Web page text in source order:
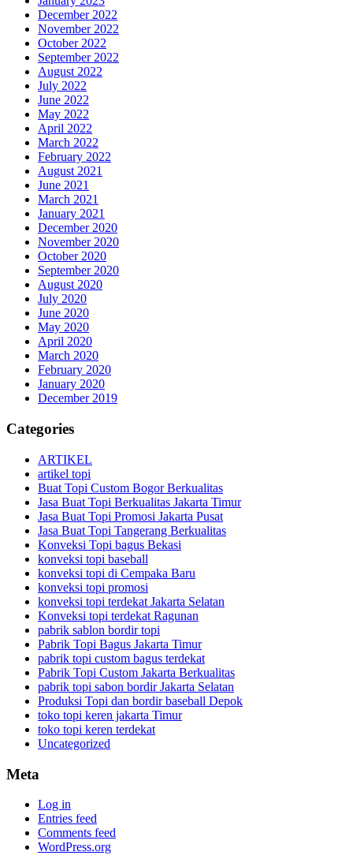
December 2022
November 2022
October 2022
September 2022
August 2022
July 2022
June 2022
May 2022
April 2022
March 2022
February 2022
August 2021
June 2021
March 2021
January 2021
December 2020
November 2020
October 2020
September 2020
August 2020
July 2020
June 2020
May 2020
April 2020
March 2020
February 2020
January 2020
December 2019
Categories
ARTIKEL
artikel topi
Buat Topi Custom Bogor Berkualitas
Jasa Buat Topi Berkualitas Jakarta Timur
Jasa Buat Topi Promosi Jakarta Pusat
Jasa Buat Topi Tangerang Berkualitas
Konveksi Topi bagus Bekasi
konveksi topi baseball
konveksi topi di Cempaka Baru
konveksi topi promosi
konveksi topi terdekat Jakarta Selatan
Konveksi topi terdekat Ragunan
pabrik sablon bordir topi
Pabrik Topi Bagus Jakarta Timur
pabrik topi custom bagus terdekat
Pabrik Topi Custom Jakarta Berkualitas
pabrik topi sabon bordir Jakarta Selatan
Produksi Topi dan bordir baseball Depok
toko topi keren jakarta Timur
toko topi keren terdekat
Uncategorized
Meta
Log in
Entries feed
Comments feed
WordPress.org